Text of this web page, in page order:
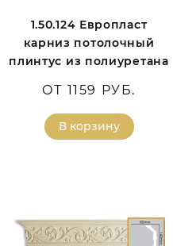
1.50.124 Европласт
карниз потолочный
плинтус из полиуретана
ОТ 1159 РУБ.
В корзину